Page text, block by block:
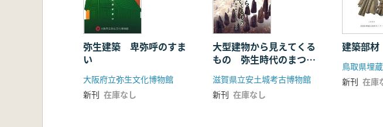
弥生建築 卑弥呼のすま
い
大阪府立弥生文化博物館
新刊 在庫なし
大型建物から見えてくる
もの 弥生時代のまつり
と社会
滋賀県立安土城考古博物館
新刊 在庫なし
建築部
鳥取県埋
新刊 在庫